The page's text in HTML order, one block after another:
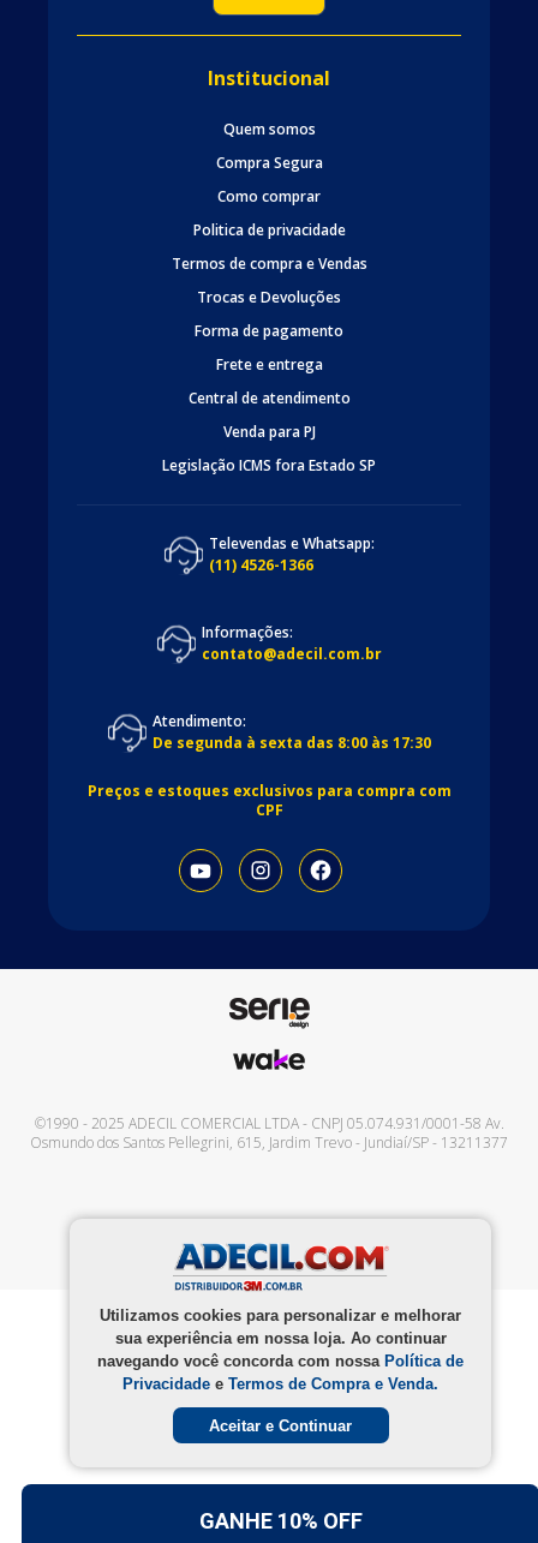
Utilizamos cookies para personalizar e melhorar
sua experiência em nossa loja. Ao continuar
navegando você concorda com nossa Política de
Privacidade e Termos de Compra e Venda.
Aceitar e Continuar
Institucional
Quem somos
Compra Segura
Como comprar
Politica de privacidade
Termos de compra e Vendas
Trocas e Devoluções
Forma de pagamento
Frete e entrega
Central de atendimento
Venda para PJ
Legislação ICMS fora Estado SP
Televendas e Whatsapp:
(11) 4526-1366
Informações:
contato@adecil.com.br
Atendimento:
De segunda à sexta das 8:00 às 17:30
Preços e estoques exclusivos para compra com
CPF
©1990 - 2025 ADECIL COMERCIAL LTDA- CNPJ 05.074.931/0001-58 Av.
Osmundo dos Santos Pellegrini, 615, Jardim Trevo- Jundiaí/SP- 13211377